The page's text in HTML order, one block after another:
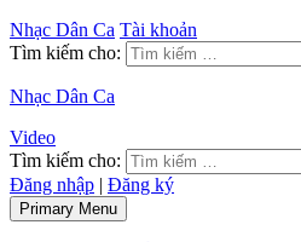
Nhạc Dân Ca Tài khoản
Tìm kiếm cho:
Nhạc Dân Ca
Video
Tìm kiếm cho:
Đăng nhập | Đăng ký
Primary Menu